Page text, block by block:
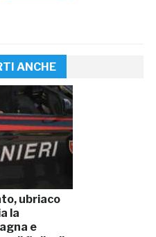
ANCHE
ubriaco
la
e